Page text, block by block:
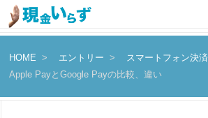
HOME エントリー スマートフォン決済
Apple PayとGoogle Payの比較、違い